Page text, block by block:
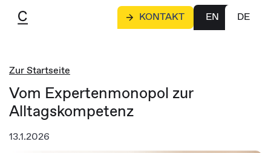
KONTAKT EN DE
Zur Startseite
Vom Expertenmonopol zur
Alltagskompetenz
13.1.2026